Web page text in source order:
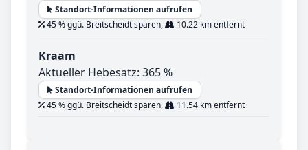
Standort-Informationen aufrufen
45 % ggü. Breitscheidt sparen,
10.22 km entfernt
Kraam
Aktueller Hebesatz: 365 %
Standort-Informationen aufrufen
45 % ggü. Breitscheidt sparen,
11.54 km entfernt